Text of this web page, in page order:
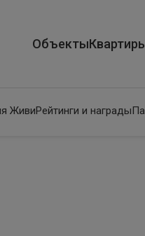
Объекты
ЖивиРейтинги и награды